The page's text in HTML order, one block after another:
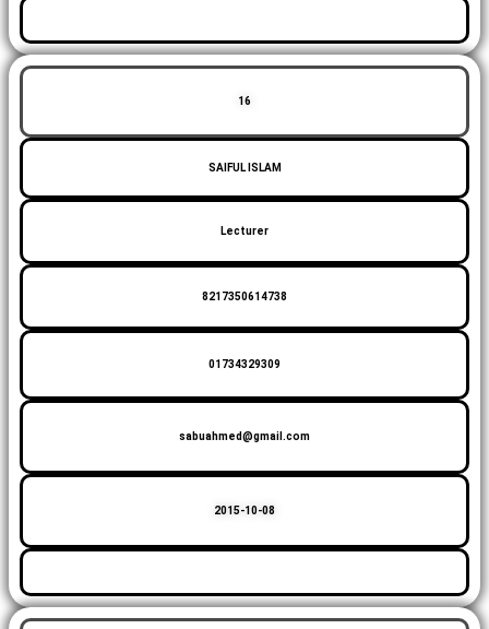
16
SAIFUL ISLAM
Lecturer
8217350614738
01734329309
sabuahmed@gmail.com
2015-10-08